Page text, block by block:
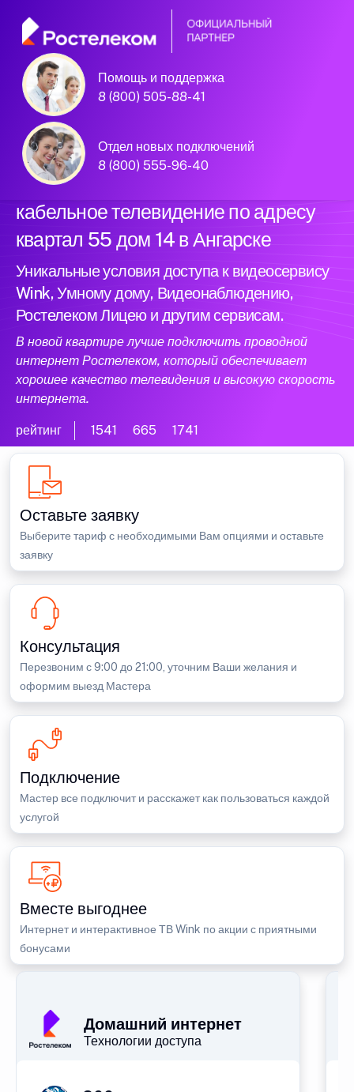
Помощь и поддержка
8 (800) 505-88-41
Отдел новых подключений
8 (800) 555-96-40
Официальный
партнер Ростелеком
Подключили новый интернет и
кабельное телевидение по адресу
квартал 55 дом 14 в Ангарске
Уникальные условия доступа к видеосервису
Wink, Умному дому, Видеонаблюдению,
Ростелеком Лицею и другим сервисам.
В новой квартире лучше подключить проводной
интернет Ростелеком, который обеспечивает
хорошее качество телевидения и высокую скорость
интернета.
рейтинг 1541 665 1741
Оставьте заявку
Выберите тариф с необходимыми Вам опциями и оставьте
заявку
Консультация
Перезвоним с 9:00 до 21:00, уточним Ваши желания и
оформим выезд Мастера
Подключение
Мастер все подключит и расскажет как пользоваться каждой
услугой
Вместе выгоднее
Интернет и интерактивное ТВ Wink по акции с приятными
бонусами
Домашний интернет
Технологии доступа